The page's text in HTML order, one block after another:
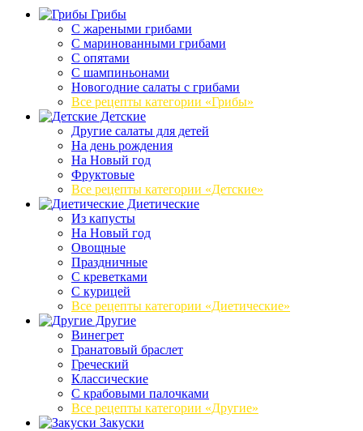
Грибы
C жареными грибами
C маринованными грибами
C опятами
C шампиньонами
Новогодние салаты с грибами
Все рецепты категории «Грибы»
Детские
Другие салаты для детей
На день рождения
На Новый год
Фруктовые
Все рецепты категории «Детские»
Диетические
Из капусты
На Новый год
Овощные
Праздничные
С креветками
С курицей
Все рецепты категории «Диетические»
Другие
Винегрет
Гранатовый браслет
Греческий
Классические
С крабовыми палочками
Все рецепты категории «Другие»
Закуски